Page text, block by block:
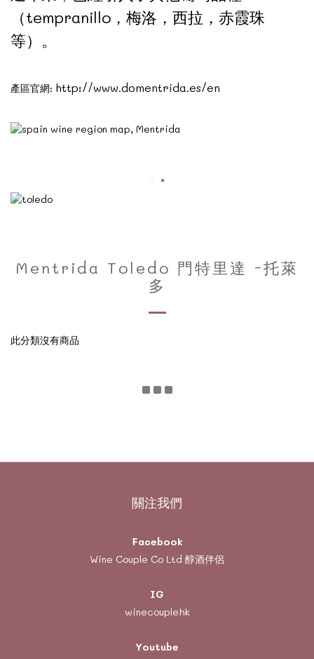
（tempranillo，梅洛，西拉，赤霞珠
等）。
產區官網: http://www.domentrida.es/en
Mentrida Toledo 門特里達 -托萊
多
此分類沒有商品
關注我們
Facebook
Wine Couple Co Ltd 醇酒伴侶
IG
winecouplehk
Youtube